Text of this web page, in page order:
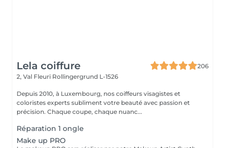
Lela coiffure
206
2, Val Fleuri Rollingergrund L-1526
Depuis 2010, à Luxembourg, nos coiffeurs visagistes et
coloristes experts subliment votre beauté avec passion et
précision. Chaque coupe, chaque nuanc...
Réparation 1 ongle
Make up PRO